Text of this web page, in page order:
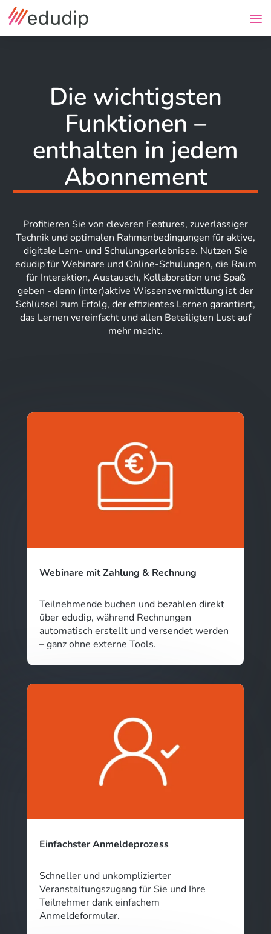
Die wichtigsten
Funktionen –
enthalten in jedem
Abonnement
Profitieren Sie von cleveren Features, zuverlässiger
Technik und optimalen Rahmenbedingungen für aktive,
digitale Lern- und Schulungserlebnisse. Nutzen Sie
edudip für Webinare und Online-Schulungen, die Raum
für Interaktion, Austausch, Kollaboration und Spaß
geben - denn (inter)aktive Wissensvermittlung ist der
Schlüssel zum Erfolg, der effizientes Lernen garantiert,
das Lernen vereinfacht und allen Beteiligten Lust auf
mehr macht.
Webinare mit Zahlung & Rechnung
Teilnehmende buchen und bezahlen direkt
über edudip, während Rechnungen
automatisch erstellt und versendet werden
– ganz ohne externe Tools.
Einfachster Anmeldeprozess
Schneller und unkomplizierter
Veranstaltungszugang für Sie und Ihre
Teilnehmer dank einfachem
Anmeldeformular.